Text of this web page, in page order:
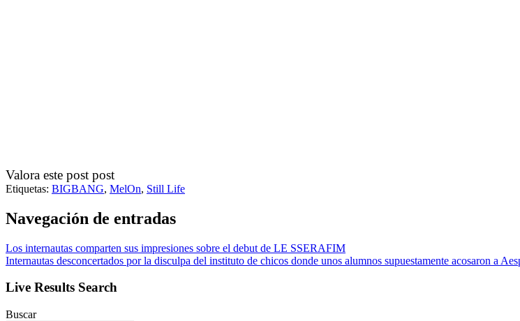
Valora este post post
Etiquetas: BIGBANG, MelOn, Still Life
Navegación de entradas
Los internautas comparten sus impresiones sobre el debut de LE SSERAFIM
Internautas desconcertados por la disculpa del instituto de chicos donde unos alumnos supuestamente acosaron a
Live Results Search
Buscar